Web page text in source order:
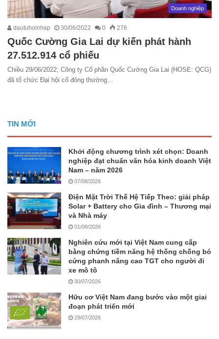
Doanh nghiệp
dautuhoinhap 30/06/2022 0 276
Quốc Cường Gia Lai dự kiến phát hành
27.512.914 cổ phiếu
Chiều 29/06/2022; Công ty Cổ phần Quốc Cường Gia Lai (HOSE: QCG)
đã tổ chức Đại hội cổ đông thường…
TIN MỚI
Khởi động chương trình xét chọn: Doanh
nghiệp đạt chuẩn văn hóa kinh doanh Việt
Nam – năm 2026
07/08/2026
Điện Mặt Trời Thế Hệ Tiếp Theo: giải pháp
Solar + Battery cho Gia đình – Thương mại
và Nhà máy
01/08/2026
Nghiên cứu mới tại Việt Nam cung cấp
bằng chứng tiềm năng hệ thống chống bó
cứng phanh nâng cao TGT cho người đi
xe mô tô
30/07/2026
Hữu cơ Việt Nam đang bước vào một giai
đoạn phát triển mới
29/07/2026